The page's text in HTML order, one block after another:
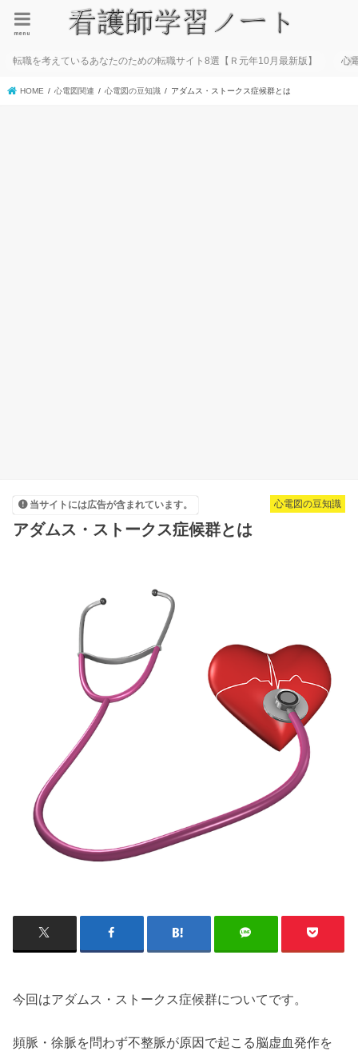
menu
転職を考えているあなたのための転職サイト8選【Ｒ元年10月最新版】 心
HOME 心電図関連 心電図の豆知識 アダムス・ストークス症候群とは
心電図の豆知識
当サイトには広告が含まれています。
アダムス・ストークス症候群とは
今回はアダムス・ストークス症候群についてです。
頻脈・徐脈を問わず不整脈が原因で起こる脳虚血発作を